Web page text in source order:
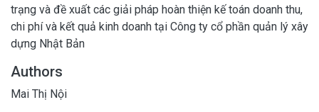
trạng và đề xuất các giải pháp hoàn thiện kế toán doanh thu,
chi phí và kết quả kinh doanh tại Công ty cổ phần quản lý xây
dựng Nhật Bản
Authors
Mai Thị Nội